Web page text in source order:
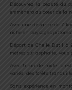
Découvrez la beauté du
emmènera au cœur de la
Avec une distance de 7
riche en paysages
Départ de Cheile Butii à
mètres sur asphalte, vous
Avec 5 km de route
variés, des forêts
Sans expérience en